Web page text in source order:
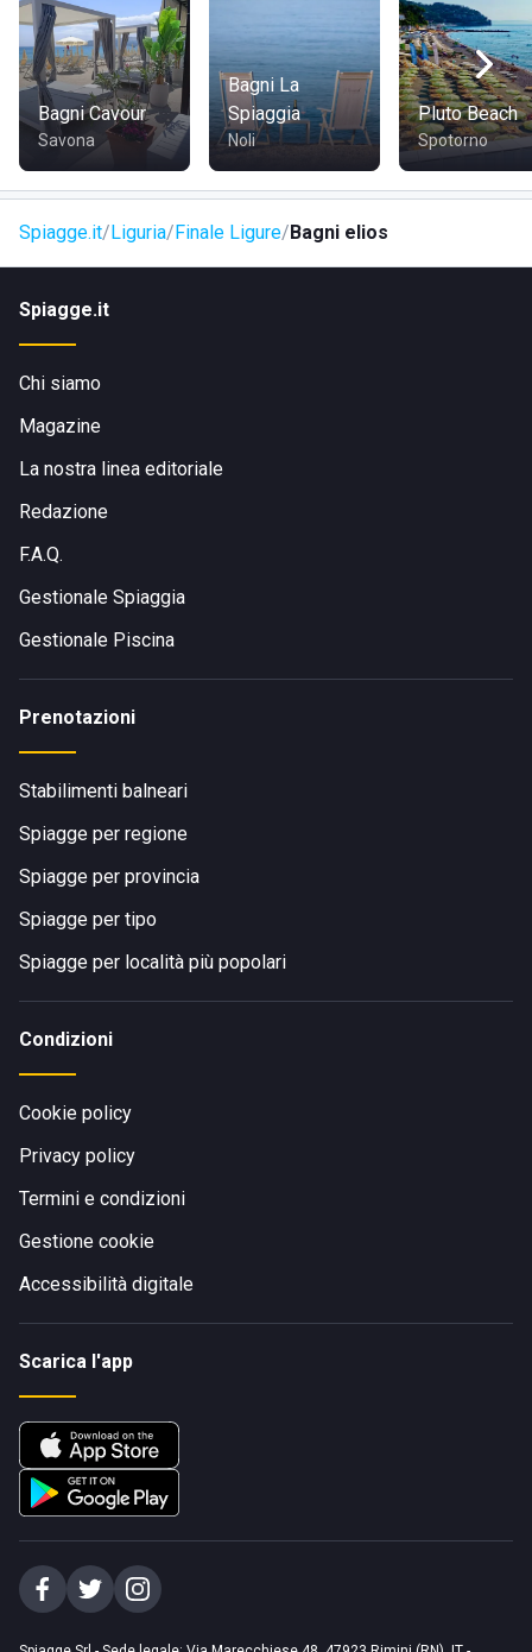
Finale Ligure.
COME RAGGIUNGERE
In auto: inserisci l’indirizzo nel navigatore.
Con i mezzi pubblici: raggiungi Finale Ligure e prosegui
verso il lungomare seguendo la segnaletica locale.
raggiungere la struttura con una passeggiata fino al civico
indicato.
Bagni Cavour
Savona
Bagni La
Spiaggia
Noli
Pluto Beach
Spotorno
Spiagge.it Liguria Finale Ligure Bagni elios
Spiagge.it
Chi siamo
Magazine
La nostra linea editoriale
Redazione
F.A.Q.
Gestionale Spiaggia
Gestionale Piscina
Prenotazioni
Stabilimenti balneari
Spiagge per regione
Spiagge per provincia
Spiagge per tipo
Spiagge per località più popolari
Condizioni
Cookie policy
Privacy policy
Termini e condizioni
Gestione cookie
Accessibilità digitale
Scarica l'app